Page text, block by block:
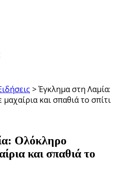
>Έγκλημα στη Λαμία:
και σπαθιά το σπίτι
Ολόκληρο
και σπαθιά το